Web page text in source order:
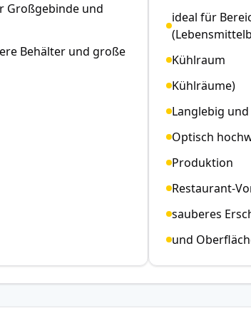
Großgebinde und
Behälter und große
ideal für
Kühlraum
Kühlräume)
Langlebig
Optisch
Produktion
Restaurant-
sauberes
und